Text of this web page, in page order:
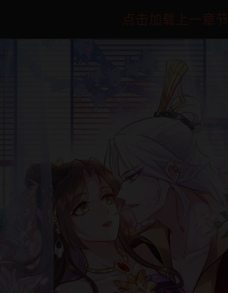
点击加载上一章节